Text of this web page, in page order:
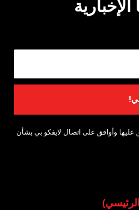
وأوافق على اتصال لايفكو بي بشأن